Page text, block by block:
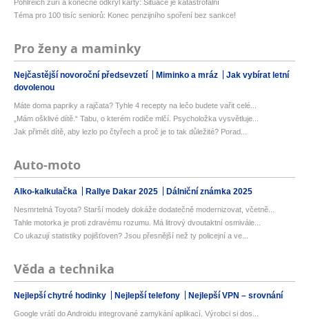
Pohlreich zuří a konečně odkryl karty: Situace je katastrofální
Téma pro 100 tisíc seniorů: Konec penzijního spoření bez sankce!
Pro ženy a maminky
Nejčastější novoroční předsevzetí Miminko a mráz
Jak vybírat letní
dovolenou
Máte doma papriky a rajčata? Tyhle 4 recepty na lečo budete vařit celé...
„Mám ošklivé dítě.“ Tabu, o kterém rodiče mlčí. Psycholožka vysvětluje...
Jak přimět dítě, aby lezlo po čtyřech a proč je to tak důležité? Porad...
Auto-moto
Alko-kalkulačka Rallye Dakar 2025 Dálniční známka 2025
Nesmrtelná Toyota? Starší modely dokáže dodatečně modernizovat, včetně...
Tahle motorka je proti zdravému rozumu. Má litrový dvoutaktní osmivále...
Co ukazují statistiky pojišťoven? Jsou přesnější než ty policejní a ve...
Věda a technika
Nejlepší chytré hodinky Nejlepší telefony Nejlepší VPN – srovnání
Google vrátí do Androidu integrované zamykání aplikací. Výrobci si dos...